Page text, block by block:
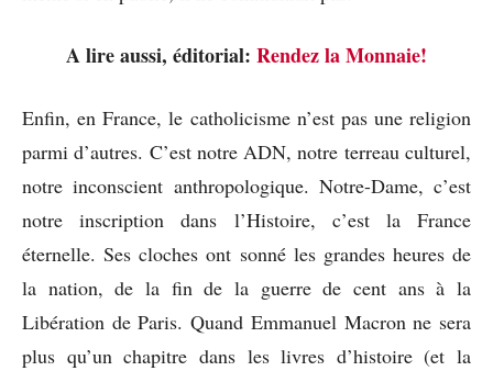
A lire aussi, éditorial: Rendez la Monnaie!
Enfin, en France, le catholicisme n’est pas une religion
parmi d’autres. C’est notre ADN, notre terreau culturel,
notre inconscient anthropologique. Notre-Dame, c’est
notre inscription dans l’Histoire, c’est la France
éternelle. Ses cloches ont sonné les grandes heures de
la nation, de la fin de la guerre de cent ans à la
Libération de Paris. Quand Emmanuel Macron ne sera
plus qu’un chapitre dans les livres d’histoire (et la